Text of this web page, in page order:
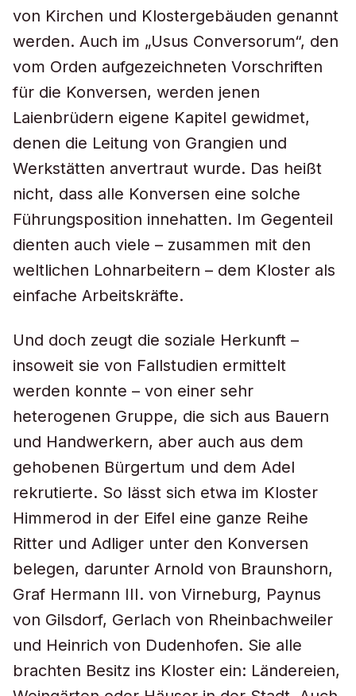
von Kirchen und Klostergebäuden genannt
werden. Auch im „Usus Conversorum“, den
vom Orden aufgezeichneten Vorschriften
für die Konversen, werden jenen
Laienbrüdern eigene Kapitel gewidmet,
denen die Leitung von Grangien und
Werkstätten anvertraut wurde. Das heißt
nicht, dass alle Konversen eine solche
Führungsposition innehatten. Im Gegenteil
dienten auch viele – zusammen mit den
weltlichen Lohnarbeitern – dem Kloster als
einfache Arbeitskräfte.
Und doch zeugt die soziale Herkunft –
insoweit sie von Fallstudien ermittelt
werden konnte – von einer sehr
heterogenen Gruppe, die sich aus Bauern
und Handwerkern, aber auch aus dem
gehobenen Bürgertum und dem Adel
rekrutierte. So lässt sich etwa im Kloster
Himmerod in der Eifel eine ganze Reihe
Ritter und Adliger unter den Konversen
belegen, darunter Arnold von Braunshorn,
Graf Hermann III. von Virneburg, Paynus
von Gilsdorf, Gerlach von Rheinbachweiler
und Heinrich von Dudenhofen. Sie alle
brachten Besitz ins Kloster ein: Ländereien,